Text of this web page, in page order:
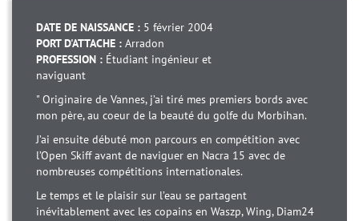
DATE DE NAISSANCE : 5 février 2004
PORT D'ATTACHE : Arradon
PROFESSION : Étudiant ingénieur et
naviguant
" Originaire de Vannes, j’ai tiré mes premiers bords avec
mon père, au coeur de la beauté du golfe du Morbihan.
J’ai ensuite débuté mon parcours en compétition avec
l’Open Skiff avant de naviguer en Nacra 15 avec de
nombreuses compétitions internationales.
Le temps et le plaisir sur l’eau se partagent
inévitablement avec les copains en Waszp, Wing, Diam24